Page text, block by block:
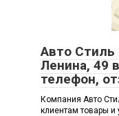
Авто Стиль
Ленина, 49
телефон,
Компания Авто
клиентам товары и